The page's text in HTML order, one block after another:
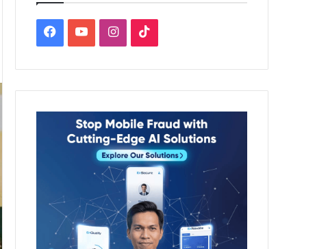
Facebook
YouTubeInstagram